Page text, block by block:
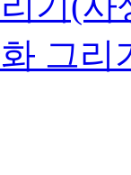
그리